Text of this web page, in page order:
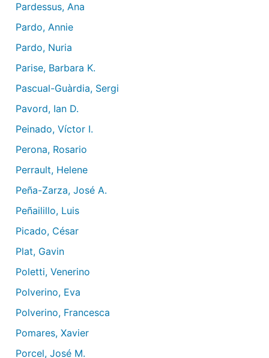
Pardessus, Ana
Pardo, Annie
Pardo, Nuria
Parise, Barbara K.
Pascual-Guàrdia, Sergi
Pavord, Ian D.
Peinado, Víctor I.
Perona, Rosario
Perrault, Helene
Peña-Zarza, José A.
Peñailillo, Luis
Picado, César
Plat, Gavin
Poletti, Venerino
Polverino, Eva
Polverino, Francesca
Pomares, Xavier
Porcel, José M.